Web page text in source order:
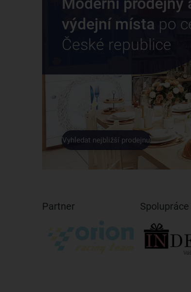
výdejní místa po
České republice
Vyhledat nejbližší prodejnu
Partner Spolupráce